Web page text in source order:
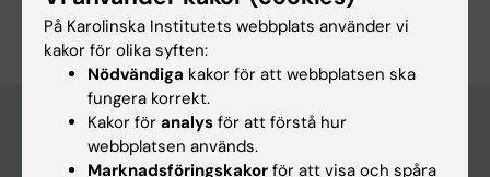
Redigera din profil
Huvudmeny
På Karolinska Institutets webbplats använder vi
kakor för olika syften:
Nödvändiga kakor för att webbplatsen ska
fungera korrekt.
Kakor för analys för att förstå hur
webbplatsen används.
Marknadsföringskakor för att visa och spåra